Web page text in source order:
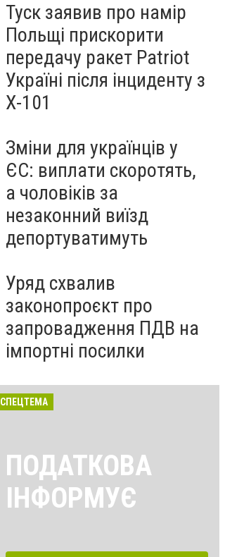
Туск заявив про намір
Польщі прискорити
передачу ракет Patriot
Україні після інциденту з
Х-101
Зміни для українців у
ЄС: виплати скоротять,
а чоловіків за
незаконний виїзд
депортуватимуть
Уряд схвалив
законопроєкт про
запровадження ПДВ на
імпортні посилки
СПЕЦТЕМА
ПОДАТКОВА
ІНФОРМУЄ